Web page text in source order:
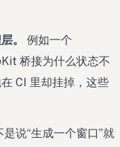
。
例如一个
桥接为什么状态不
CI 里却挂掉，这些
是说“生成一个窗口”就